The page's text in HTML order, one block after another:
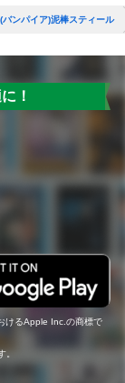
バンパイア)泥棒スティール
！
けるApple Inc.の商標で